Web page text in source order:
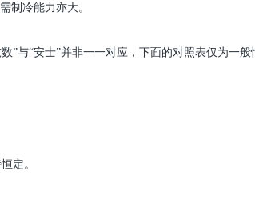
制冷能力亦大。
”与“安士”并非一一对应，下面的对照表仅为一般
定。